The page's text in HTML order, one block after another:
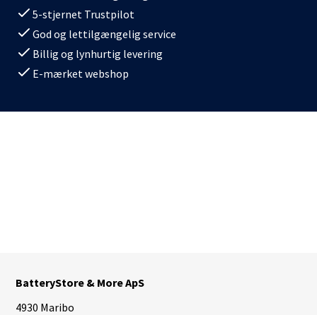
5-stjernet Trustpilot
God og lettilgængelig service
Billig og lynhurtig levering
E-mærket webshop
BatteryStore & More ApS
4930 Maribo